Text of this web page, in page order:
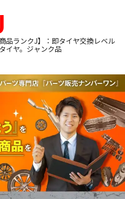
商品ランクJ】：即タイヤ交換レベル
イヤ。ジャンク品